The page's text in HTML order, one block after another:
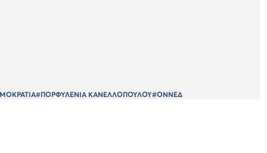
#ΠΟΡΦΥΛΕΝΙΑ ΚΑΝΕΛΛΟΠΟΥΛΟΥ#ΟΝΝΕΔ